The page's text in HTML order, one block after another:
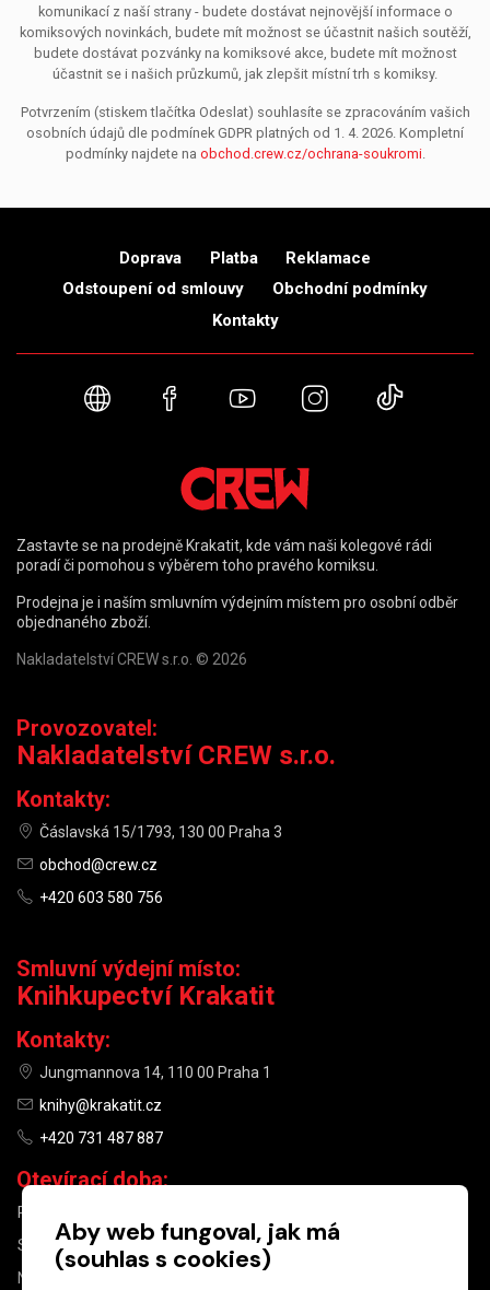
komunikací z naší strany - budete dostávat nejnovější informace o
komiksových novinkách, budete mít možnost se účastnit našich soutěží,
budete dostávat pozvánky na komiksové akce, budete mít možnost
účastnit se i našich průzkumů, jak zlepšit místní trh s komiksy.
Potvrzením (stiskem tlačítka Odeslat) souhlasíte se zpracováním vašich
osobních údajů dle podmínek GDPR platných od 1. 4. 2026. Kompletní
podmínky najdete na obchod.crew.cz/ochrana-soukromi.
Doprava Platba
Reklamace
Odstoupení od smlouvy
Obchodní podmínky
Kontakty
Webové stránky
FacebookYouTubeInstagram
Zastavte se na prodejně Krakatit, kde vám naši kolegové rádi
poradí či pomohou s výběrem toho pravého komiksu.
Prodejna je i naším smluvním výdejním místem pro osobní odběr
objednaného zboží.
Nakladatelství CREW s.r.o. © 2026
Provozovatel:
Nakladatelství CREW s.r.o.
Kontakty:
Čáslavská 15/1793, 130 00 Praha 3
obchod@crew.cz
+420 603 580 756
Smluvní výdejní místo:
Knihkupectví Krakatit
Kontakty:
Jungmannova 14, 110 00 Praha 1
knihy@krakatit.cz
+420 731 487 887
Otevírací doba:
PO–PÁ
SO
10:00–13:00
NE
Aby web fungoval, jak má
(souhlas s cookies)